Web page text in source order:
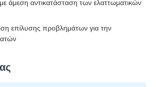
άμεση αντικατάσταση των ελαττωματικών
επίλυσης προβλημάτων για την